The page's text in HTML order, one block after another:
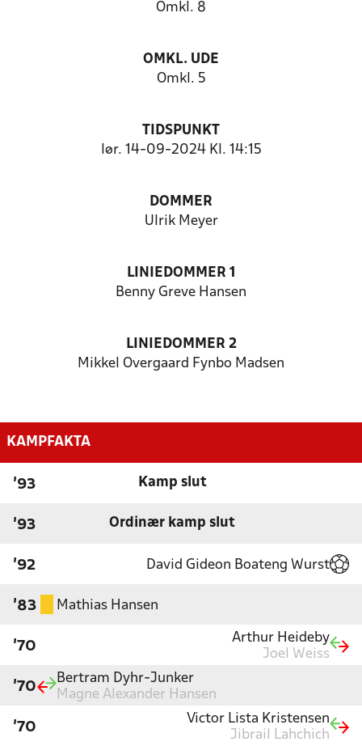
Omkl. 8
OMKL. UDE
Omkl. 5
TIDSPUNKT
lør. 14-09-2024 Kl. 14:15
DOMMER
Ulrik Meyer
LINIEDOMMER 1
Benny Greve Hansen
LINIEDOMMER 2
Mikkel Overgaard Fynbo Madsen
KAMPFAKTA
'93 Kamp slut
'93 Ordinær kamp slut
'92 David Gideon Boateng Wurst
'83 Mathias Hansen
'70
Arthur Heideby
Joel Weiss
'70
Bertram Dyhr-Junker
Magne Alexander Hansen
'70
Victor Lista Kristensen
Jibrail Lahchich